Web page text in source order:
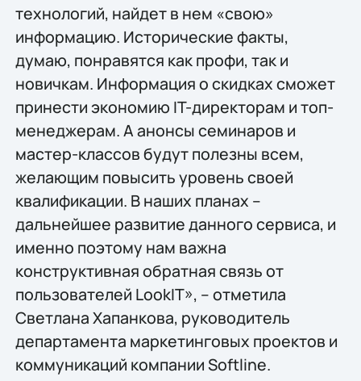
технологий, найдет в нем «свою»
информацию. Исторические факты,
думаю, понравятся как профи, так и
новичкам. Информация о скидках сможет
принести экономию IT-директорам и топ-
менеджерам. А анонсы семинаров и
мастер-классов будут полезны всем,
желающим повысить уровень своей
квалификации. В наших планах –
дальнейшее развитие данного сервиса, и
именно поэтому нам важна
конструктивная обратная связь от
пользователей LookIT», – отметила
Светлана Хапанкова, руководитель
департамента маркетинговых проектов и
коммуникаций компании Softline.